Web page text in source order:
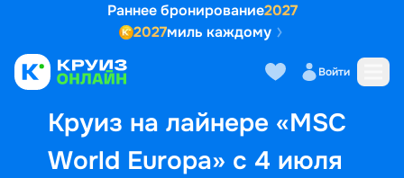
Раннее бронирование2027
2027миль каждому
Войти
Круиз на лайнере «MSC
World Europa» с 4 июля
Выбор кают Маршрут и